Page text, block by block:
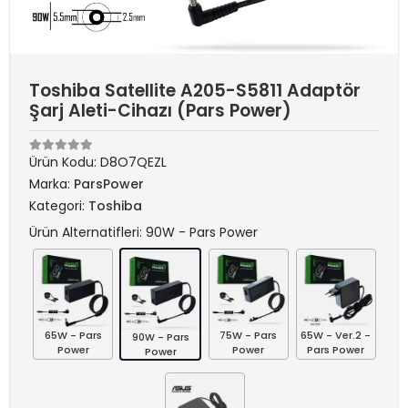
Toshiba Satellite A205-S5811 Adaptör
Şarj Aleti-Cihazı (Pars Power)
Ürün Kodu: D8O7QEZL
Marka: ParsPower
Kategori: Toshiba
Ürün Alternatifleri: 90W - Pars Power
65W - Pars
Power
90W - Pars
Power
75W - Pars
Power
65W - Ver.2 -
Pars Power